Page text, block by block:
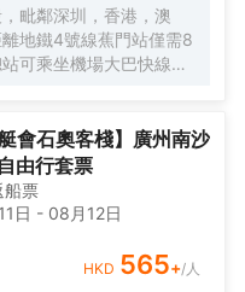
毗鄰深圳，香港，澳
地鐵4號線蕉門站僅需8
可乘坐機場大巴快線或
地公園、廣汽科技館及
以海洋為設計靈感的客
足休閒賓客對在地文化
中餐廳、中西結合的漁
荷酒吧，體驗創新融合的
，小朋友們可盡情與小
共度愉快的親子時光。
會石奧客棧】廣州南沙
由行套票
船票
日 - 08月12日
HKD 565+/人